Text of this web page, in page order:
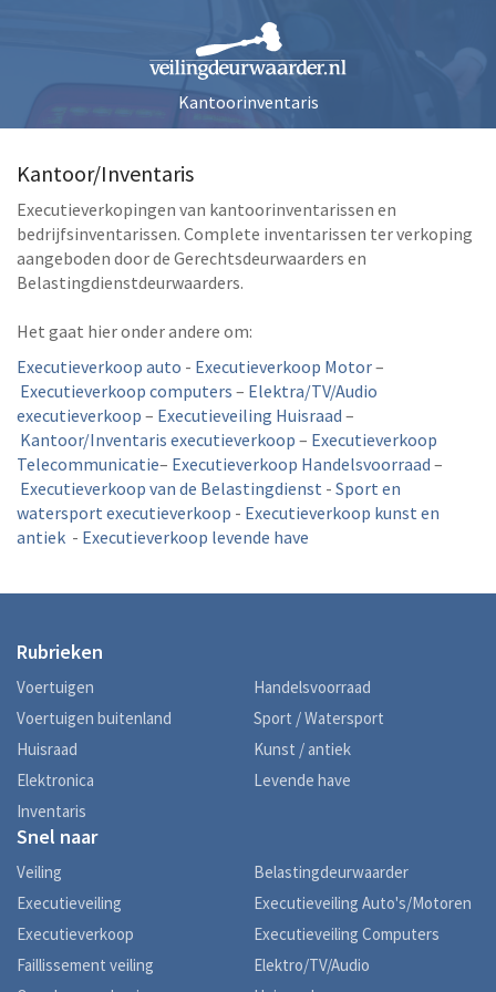
Kantoorinventaris
Kantoor/Inventaris
Executieverkopingen van kantoorinventarissen en
bedrijfsinventarissen. Complete inventarissen ter verkoping
aangeboden door de Gerechtsdeurwaarders en
Belastingdienstdeurwaarders.
Het gaat hier onder andere om:
Executieverkoop auto - Executieverkoop Motor–
Executieverkoop computers – Elektra/TV/Audio
executieverkoop – Executieveiling Huisraad –
Kantoor/Inventaris executieverkoop – Executieverkoop
Telecommunicatie– Executieverkoop Handelsvoorraad –
Executieverkoop van de Belastingdienst - Sport en
watersport executieverkoop - Executieverkoop kunst en
antiek - Executieverkoop levende have
Rubrieken
Voertuigen
Voertuigen buitenland
Huisraad
Elektronica
Inventaris
Handelsvoorraad
Sport / Watersport
Kunst / antiek
Levende have
Snel naar
Veiling
Executieveiling
Executieverkoop
Faillissement veiling
Belastingdeurwaarder
Executieveiling Auto's/Motoren
Executieveiling Computers
Elektro/TV/Audio